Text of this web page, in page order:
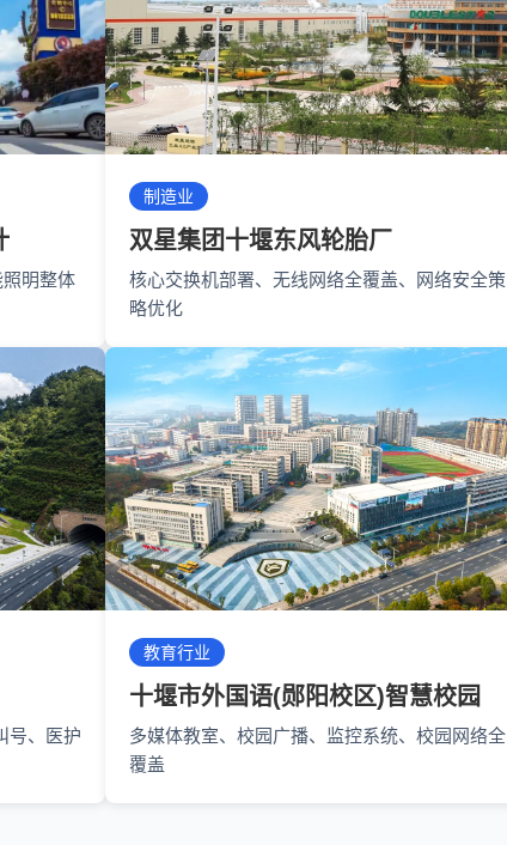
明整体
制造业
双星集团十堰东风轮胎厂
核心交换机部署、无线网络全覆盖、网络安全策
略优化
号、医护
教育行业
十堰市外国语(郧阳校区)智慧校园
多媒体教室、校园广播、监控系统、校园网络全
覆盖